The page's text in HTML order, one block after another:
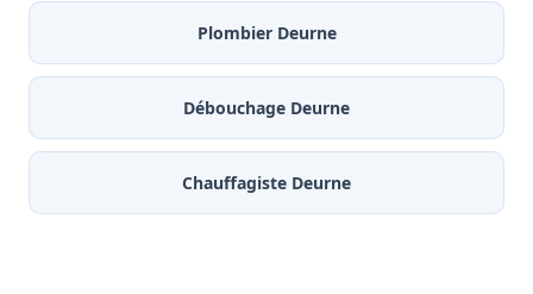
Plombier Deurne
Débouchage Deurne
Chauffagiste Deurne